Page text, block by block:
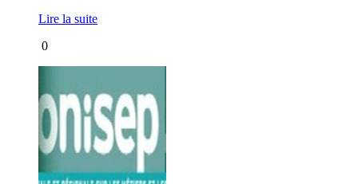
Lire la suite
0